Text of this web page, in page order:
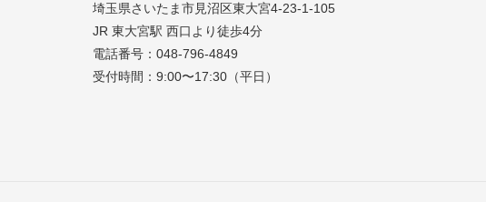
埼玉県さいたま市見沼区東大宮4-23-1-105
JR 東大宮駅 西口より徒歩4分
電話番号：048-796-4849
受付時間：9:00〜17:30（平日）